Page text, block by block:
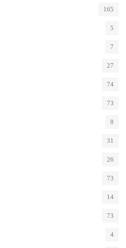
165
5
7
27
74
73
8
31
26
73
14
73
4